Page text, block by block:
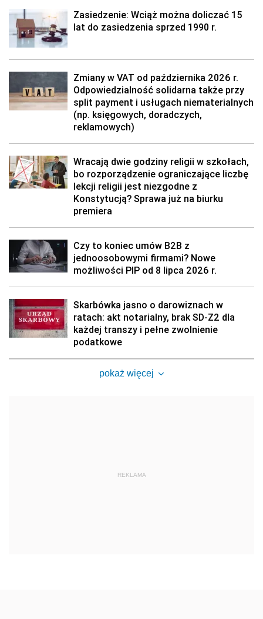
Zasiedzenie: Wciąż można doliczać 15
lat do zasiedzenia sprzed 1990 r.
Zmiany w VAT od października 2026 r.
Odpowiedzialność solidarna także przy
split payment i usługach niematerialnych
(np. księgowych, doradczych,
reklamowych)
Wracają dwie godziny religii w szkołach,
bo rozporządzenie ograniczające liczbę
lekcji religii jest niezgodne z
Konstytucją? Sprawa już na biurku
premiera
Czy to koniec umów B2B z
jednoosobowymi firmami? Nowe
możliwości PIP od 8 lipca 2026 r.
Skarbówka jasno o darowiznach w
ratach: akt notarialny, brak SD-Z2 dla
każdej transzy i pełne zwolnienie
podatkowe
pokaż więcej
REKLAMA